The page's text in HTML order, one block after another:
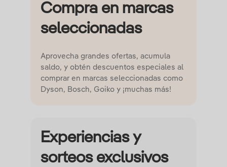
Compra en marcas
seleccionadas
Aprovecha grandes ofertas, acumula
saldo, y obtén descuentos especiales al
comprar en marcas seleccionadas como
Dyson, Bosch, Goiko y ¡muchas más!
Experiencias y
sorteos exclusivos